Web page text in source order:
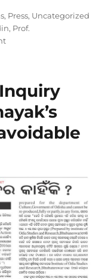
, Press, Uncategorized
, Prof.
on
learn
work
in
Oriya:
N.
Pattanayak